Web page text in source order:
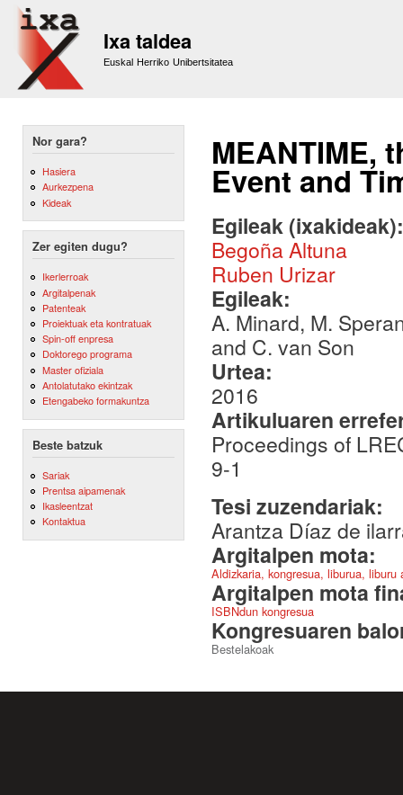
Ixa taldea
Euskal Herriko Unibertsitatea
Nor gara?
Hasiera
Aurkezpena
Kideak
Zer egiten dugu?
Ikerlerroak
Argitalpenak
Patenteak
Proiektuak eta kontratuak
Spin-off enpresa
Doktorego programa
Master ofiziala
Antolatutako ekintzak
Etengabeko formakuntza
Beste batzuk
Sariak
Prentsa aipamenak
Ikasleentzat
Kontaktua
MEANTIME,
Event and
Egileak
Begoña Altuna
Ruben Urizar
Egileak:
A. Minard, M.
and C. van Son
Urtea:
2016
Artikuluaren
Proceedings of
9-1
Tesi zuzendariak:
Arantza Díaz de
Argitalpen mota:
Aldizkaria, kongresua, liburua,
Argitalpen mota
ISBNdun kongresua
Kongresuaren
Bestelakoak